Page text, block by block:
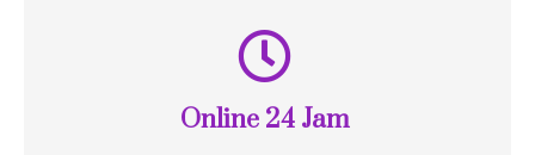
Online 24 Jam